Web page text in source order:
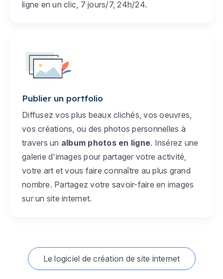
ligne en un clic, 7 jours/7, 24h/24.
Publier un portfolio
Diffusez vos plus beaux clichés, vos oeuvres,
vos créations, ou des photos personnelles à
travers un album photos en ligne. Insérez une
galerie d'images pour partager votre activité,
votre art et vous faire connaître au plus grand
nombre. Partagez votre savoir-faire en images
sur un site internet.
Le logiciel de création de site internet